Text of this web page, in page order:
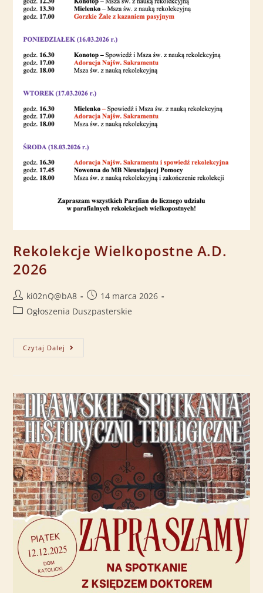
Rekolekcje Wielkopostne A.D.
2026
ki02nQ@bA8
14 marca 2026
Ogłoszenia Duszpasterskie
Czytaj Dalej